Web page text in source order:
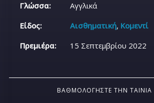
Γλώσσα:
Αγγλικά
Είδος:
Αισθηματική, Κομεντί
Πρεμιέρα:
15 Σεπτεμβρίου 2022
ΒΑΘΜΟΛΟΓΉΣΤΕ ΤΗΝ ΤΑΙΝΊΑ